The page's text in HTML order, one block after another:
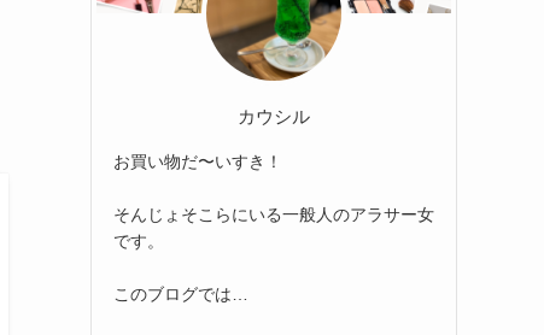
カウシル
お買い物だ〜いすき！
そんじょそこらにいる一般人のアラサー女
です。
このブログでは…